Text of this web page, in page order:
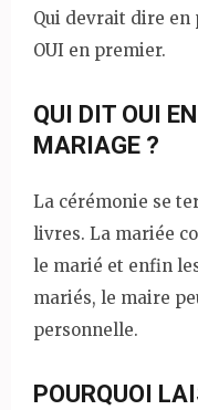
Qui devrait dire en
OUI en premier.
QUI DIT OUI
MARIAGE ?
La cérémonie se
livres. La mariée
le marié et enfin
mariés, le maire
personnelle.
POURQUOI